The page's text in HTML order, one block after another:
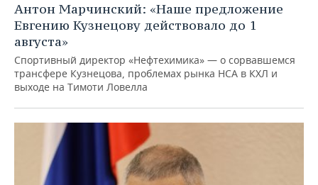
Антон Марчинский: «Наше предложение
Евгению Кузнецову действовало до 1
августа»
Спортивный директор «Нефтехимика» — о сорвавшемся
трансфере Кузнецова, проблемах рынка НСА в КХЛ и
выходе на Тимоти Ловелла